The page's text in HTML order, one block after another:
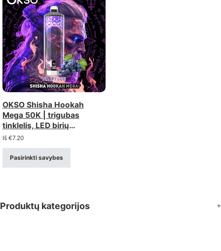
OKSO Shisha Hookah
Mega 50K | trigubas
tinklelis, LED birių
vienkartinių vape
Iš €7.20
Pasirinkti savybes
Produktų kategorijos